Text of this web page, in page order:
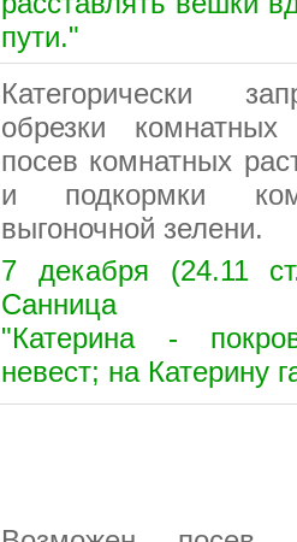
пути."
Категорически
обрезки
посев комнатных
и подкормки
выгоночной зелени.
7 декабря (24.11
Санница
"Катерина -
невест; на Катерину